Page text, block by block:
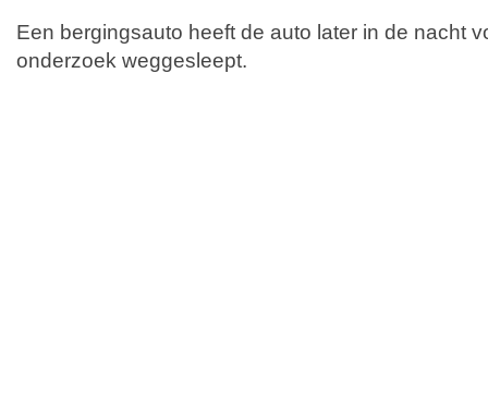
Een bergingsauto heeft de auto later in de nacht
onderzoek weggesleept.